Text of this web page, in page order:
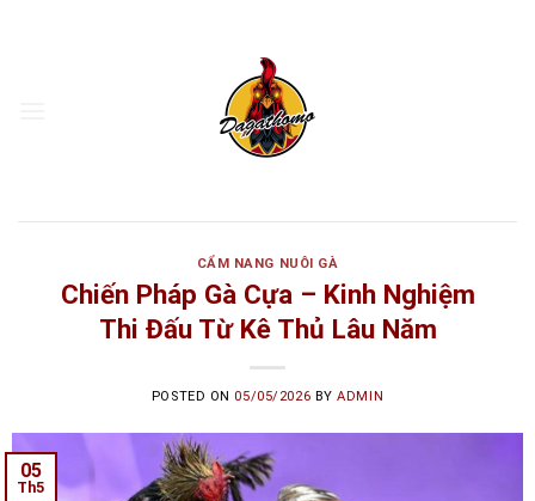
CẨM NANG NUÔI GÀ
Chiến Pháp Gà Cựa – Kinh Nghiệm
Thi Đấu Từ Kê Thủ Lâu Năm
POSTED ON 05/05/2026 BYADMIN
05
Th5